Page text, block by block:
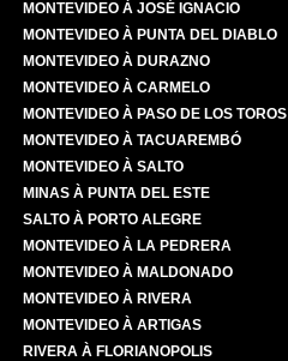
MONTEVIDEO À JOSÉ IGNACIO
MONTEVIDEO À PUNTA DEL DIABLO
MONTEVIDEO À DURAZNO
MONTEVIDEO À CARMELO
MONTEVIDEO À PASO DE LOS TOROS
MONTEVIDEO À TACUAREMBÓ
MONTEVIDEO À SALTO
MINAS À PUNTA DEL ESTE
SALTO À PORTO ALEGRE
MONTEVIDEO À LA PEDRERA
MONTEVIDEO À MALDONADO
MONTEVIDEO À RIVERA
MONTEVIDEO À ARTIGAS
RIVERA À FLORIANOPOLIS